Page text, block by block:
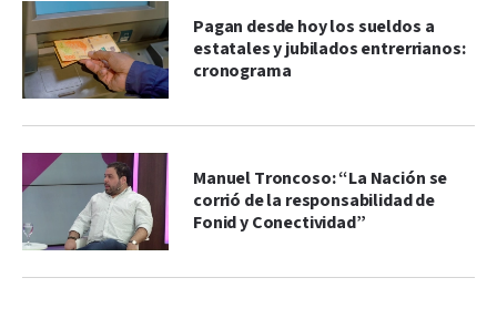
Pagan desde hoy los sueldos a
estatales y jubilados entrerrianos:
cronograma
Manuel Troncoso: “La Nación se
corrió de la responsabilidad de
Fonid y Conectividad”